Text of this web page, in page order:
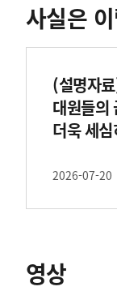
사실은
(설명자
대원들의
더욱 세
2026-07-20
영상